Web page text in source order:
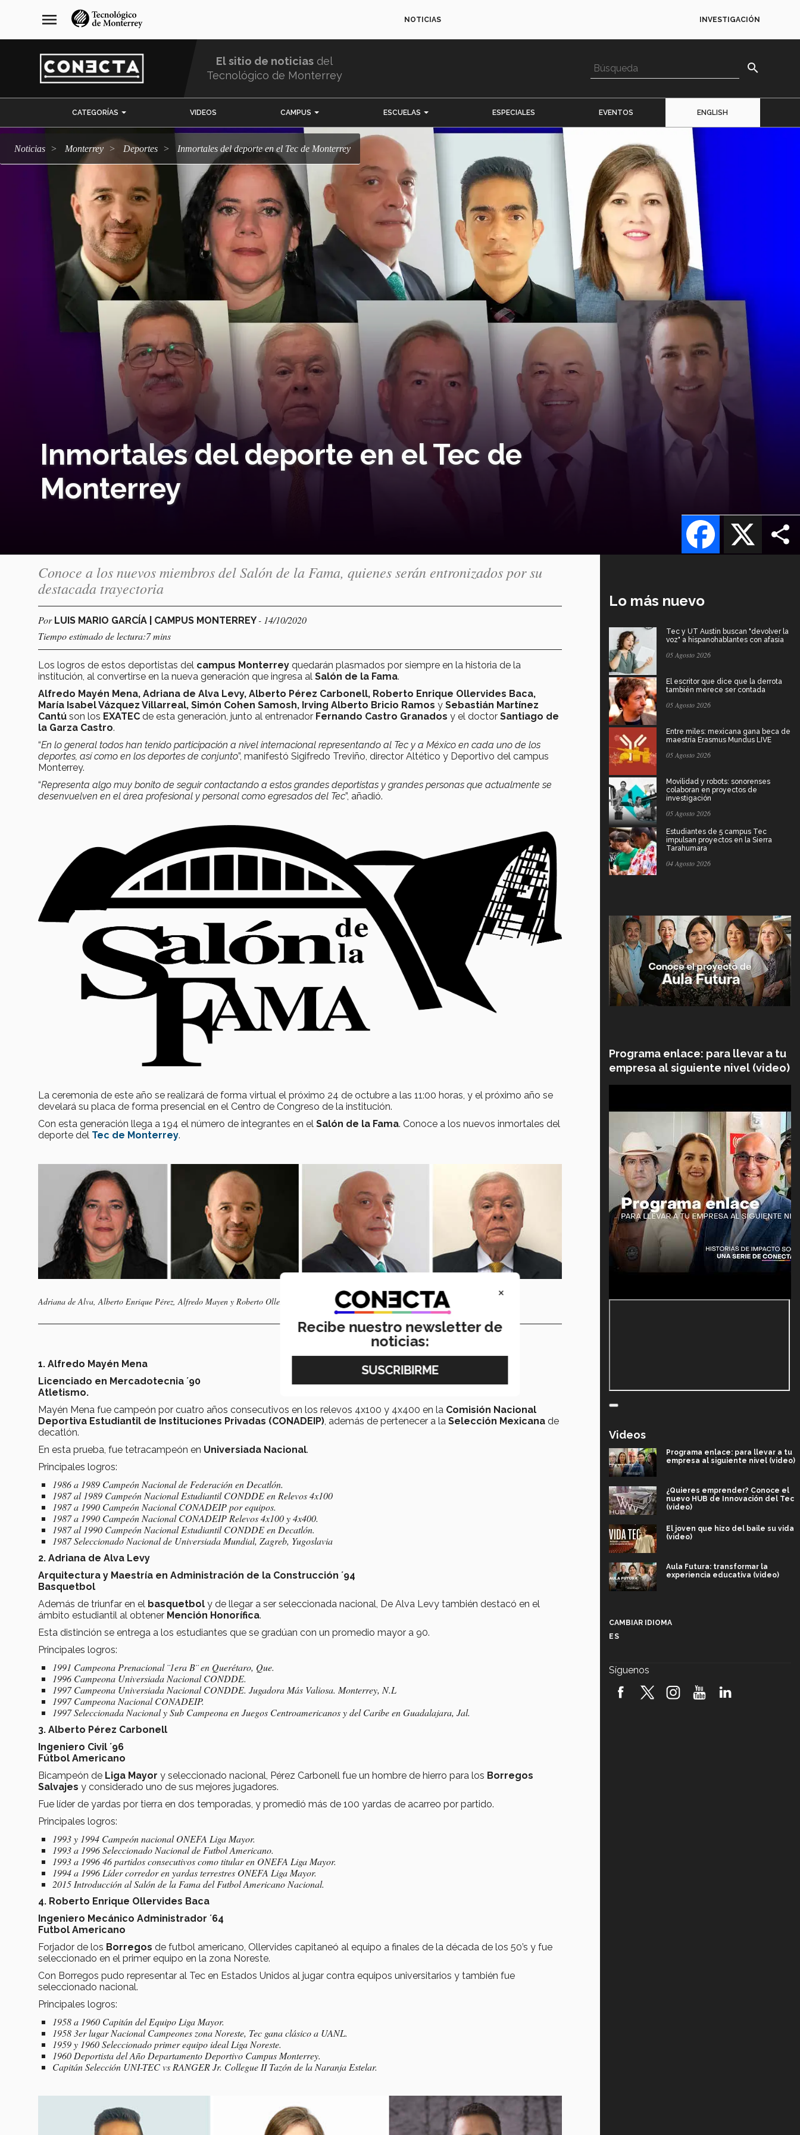
navegación
principal
menu NOTICIAS INVESTIGACIÓN
El sitio de noticias del
Tecnológico de Monterrey
search
CATEGORÍAS VIDEOS CAMPUS ESCUELAS ESPECIALES EVENTOS ENGLISH
Noticias Monterrey deportes Inmortales del deporte en el Tec de Monterrey
Inmortales del deporte en el Tec de
Monterrey
X
Facebook
Conoce a los nuevos miembros del Salón de la Fama, quienes serán entronizados por su
destacada trayectoria
Por LUIS MARIO GARCÍA | CAMPUS MONTERREY- 14/10/2020
Tiempo estimado de lectura:7 mins
Los logros de estos deportistas del campus Monterrey quedarán plasmados por siempre en la historia de la
institución, al convertirse en la nueva generación que ingresa al Salón de la Fama.
Alfredo Mayén Mena, Adriana de Alva Levy, Alberto Pérez Carbonell, Roberto Enrique Ollervides Baca,
María Isabel Vázquez Villarreal, Simón Cohen Samosh, Irving Alberto Bricio Ramos y Sebastián Martínez
Cantú son los EXATEC de esta generación, junto al entrenador Fernando Castro Granados y el doctor Santiago de
la Garza Castro.
“En lo general todos han tenido participación a nivel internacional representando al Tec y a México en cada uno de los
deportes, así como en los deportes de conjunto”, manifestó Sigifredo Treviño, director Altético y Deportivo del campus
Monterrey.
“Representa algo muy bonito de seguir contactando a estos grandes deportistas y grandes personas que actualmente se
desenvuelven en el área profesional y personal como egresados del Tec”, añadió.
La ceremonia de este año se realizará de forma virtual el próximo 24 de octubre a las 11:00 horas, y el próximo año se
develará su placa de forma presencial en el Centro de Congreso de la institución.
Con esta generación llega a 194 el número de integrantes en el Salón de la Fama. Conoce a los nuevos inmortales del
deporte del Tec de Monterrey.
Adriana de Alva, Alberto Enrique Pérez, Alfredo Mayen y Roberto Ollervides.
1. Alfredo Mayén Mena
Licenciado en Mercadotecnia ´90
Atletismo.
Mayén Mena fue campeón por cuatro años consecutivos en los relevos 4x100 y 4x400 en la Comisión Nacional
Deportiva Estudiantil de Instituciones Privadas (CONADEIP), además de pertenecer a la Selección Mexicana de
decatlón.
En esta prueba, fue tetracampeón en Universiada Nacional.
Principales logros:
1986 a 1989 Campeón Nacional de Federación en Decatlón.
1987 al 1989 Campeón Nacional Estudiantil CONDDE en Relevos 4x100
1987 a 1990 Campeón Nacional CONADEIP por equipos.
1987 a 1990 Campeón Nacional CONADEIP Relevos 4x100 y 4x400.
1987 al 1990 Campeón Nacional Estudiantil CONDDE en Decatlón.
1987 Seleccionado Nacional de Universiada Mundial, Zagreb, Yugoslavia
2. Adriana de Alva Levy
Arquitectura y Maestría en Administración de la Construcción ´94
Basquetbol
Además de triunfar en el basquetbol y de llegar a ser seleccionada nacional, De Alva Levy también destacó en el
ámbito estudiantil al obtener Mención Honorífica.
Esta distinción se entrega a los estudiantes que se gradúan con un promedio mayor a 90.
Principales logros:
1991 Campeona Prenacional ¨1era B¨ en Querétaro, Que.
1996 Campeona Universiada Nacional CONDDE.
1997 Campeona Universiada Nacional CONDDE. Jugadora Más Valiosa. Monterrey, N.L
1997 Campeona Nacional CONADEIP.
1997 Seleccionada Nacional y Sub Campeona en Juegos Centroamericanos y del Caribe en Guadalajara, Jal.
3. Alberto Pérez Carbonell
Ingeniero Civil ´96
Fútbol Americano
Bicampeón de Liga Mayor y seleccionado nacional, Pérez Carbonell fue un hombre de hierro para los Borregos
Salvajes y considerado uno de sus mejores jugadores.
Fue líder de yardas por tierra en dos temporadas, y promedió más de 100 yardas de acarreo por partido.
Principales logros:
1993 y 1994 Campeón nacional ONEFA Liga Mayor.
1993 a 1996 Seleccionado Nacional de Futbol Americano.
1993 a 1996 46 partidos consecutivos como titular en ONEFA Liga Mayor.
1994 a 1996 Líder corredor en yardas terrestres ONEFA Liga Mayor.
2015 Introducción al Salón de la Fama del Futbol Americano Nacional.
4. Roberto Enrique Ollervides Baca
Ingeniero Mecánico Administrador ´64
Futbol Americano
Forjador de los Borregos de futbol americano, Ollervides capitaneó al equipo a finales de la década de los 50’s y fue
seleccionado en el primer equipo en la zona Noreste.
Con Borregos pudo representar al Tec en Estados Unidos al jugar contra equipos universitarios y también fue
seleccionado nacional.
Principales logros:
1958 a 1960 Capitán del Equipo Liga Mayor.
1958 3er lugar Nacional Campeones zona Noreste, Tec gana clásico a UANL.
1959 y 1960 Seleccionado primer equipo ideal Liga Noreste.
1960 Deportista del Año Departamento Deportivo Campus Monterrey.
Capitán Selección UNI-TEC vs RANGER Jr. Collegue II Tazón de la Naranja Estelar.
Lo más nuevo
Tec y UT Austin buscan "devolver la
voz" a hispanohablantes con afasia
05 Agosto 2026
El escritor que dice que la derrota
también merece ser contada
05 Agosto 2026
Entre miles: mexicana gana beca de
maestría Erasmus Mundus LIVE
05 Agosto 2026
Movilidad y robots: sonorenses
colaboran en proyectos de
investigación
05 Agosto 2026
Estudiantes de 5 campus Tec
impulsan proyectos en la Sierra
Tarahumara
04 Agosto 2026
Programa enlace: para llevar a tu
empresa al siguiente nivel (video)
Videos
Programa enlace: para llevar a tu
empresa al siguiente nivel (video)
¿Quieres emprender? Conoce el
nuevo HUB de Innovación del Tec
(video)
El joven que hizo del baile su vida
(video)
Aula Futura: transformar la
experiencia educativa (video)
robótica FIRST 2026! (video)
CAMBIAR IDIOMA
ES
Síguenos
×
Recibe nuestro newsletter de
noticias: